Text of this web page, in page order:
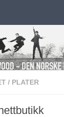
/ PLATER